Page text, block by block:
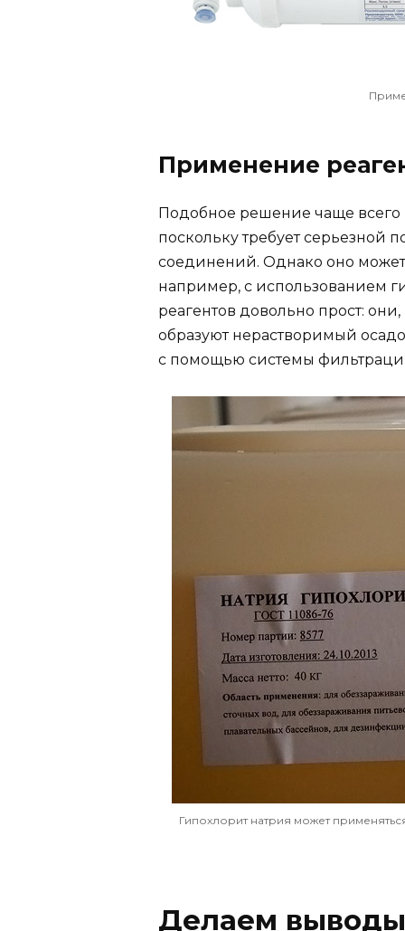
Применение
Подобное решение чаще всего
поскольку требует серьезной
соединений. Однако оно может
например, с использованием
реагентов довольно прост:
образуют нерастворимый
с помощью системы
Гипохлорит натрия может
Делаем выводы